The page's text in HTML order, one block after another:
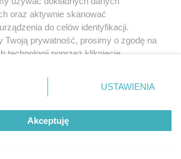
oraz aktywnie skanować
do celów identyfikacji.
Twoją prywatność, prosimy o zgodę na
technologii poprzez kliknięcie
klikając przycisk ustawień prywatności
dolnym rogu strony
danych nie wymagają zgody
masz prawo sprzeciwić się takiemu
będą miały zastosowanie tylko
USTAWIENIA
Akceptuję